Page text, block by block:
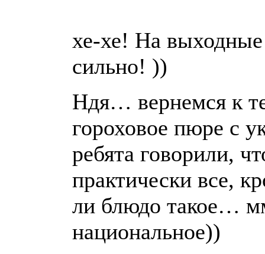
хе-хе! На
сильно! ))
Ндя… вернемся к
гороховое пюре с
ребята говорили,
практически все,
ли блюдо такое…
национальное))